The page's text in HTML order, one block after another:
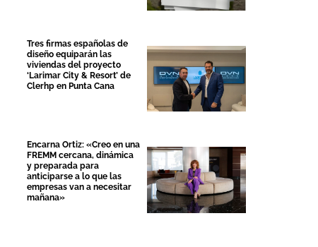
Tres firmas españolas de
diseño equiparán las
viviendas del proyecto
‘Larimar City & Resort’ de
Clerhp en Punta Cana
Encarna Ortiz: «Creo en una
FREMM cercana, dinámica
y preparada para
anticiparse a lo que las
empresas van a necesitar
mañana»